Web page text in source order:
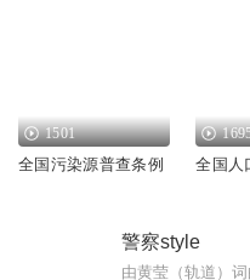
1501
全国污染源普查条例 全国人
警察style